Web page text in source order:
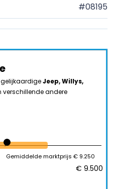
#08195
gelijkaardigeJeep, Willys,
verschillende andere
Gemiddelde marktprijs € 9.250
€ 9.500